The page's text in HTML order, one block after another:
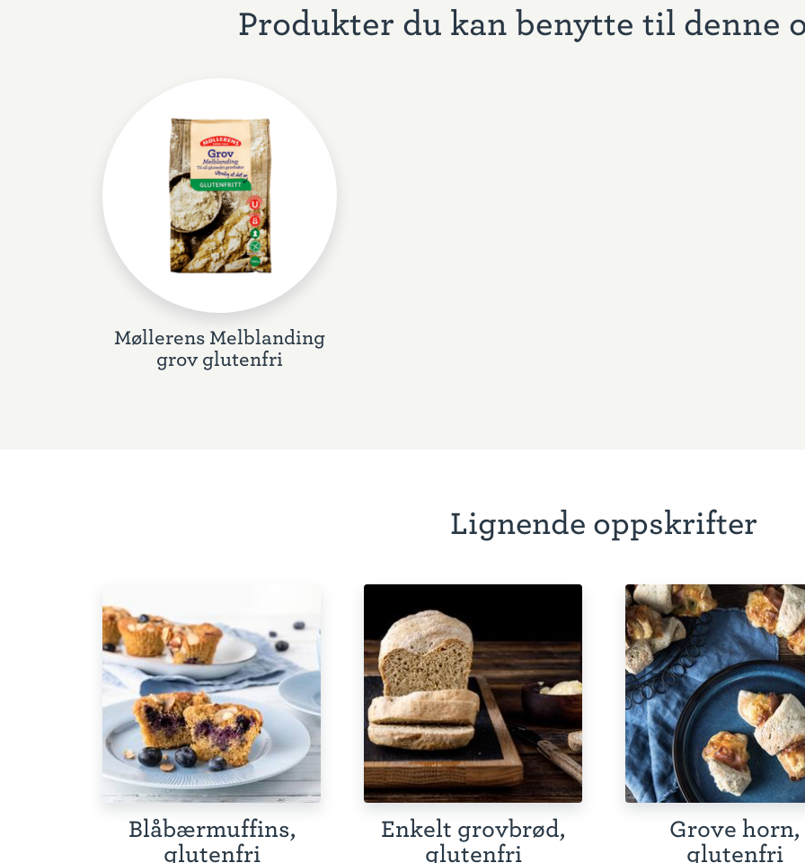
Produkter du kan benytte til denne
Møllerens Melblanding
grov glutenfri
Lignende oppskrifter
Blåbærmuffins,
glutenfri
Enkelt grovbrød,
glutenfri
Grove horn,
glutenfri